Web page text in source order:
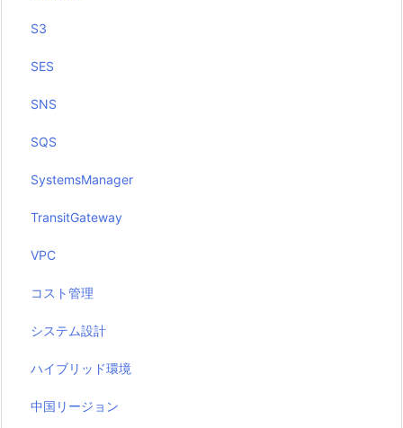
S3
SES
SNS
SQS
SystemsManager
TransitGateway
VPC
コスト管理
システム設計
ハイブリッド環境
中国リージョン